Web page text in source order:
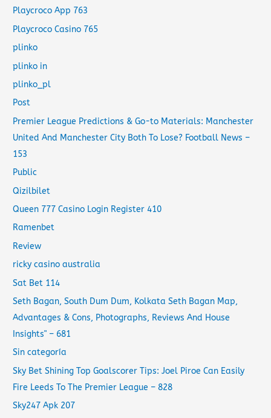
Playcroco App 763
Playcroco Casino 765
plinko
plinko in
plinko_pl
Post
Premier League Predictions & Go-to Materials: Manchester
United And Manchester City Both To Lose? Football News –
153
Public
Qizilbilet
Queen 777 Casino Login Register 410
Ramenbet
Review
ricky casino australia
Sat Bet 114
Seth Bagan, South Dum Dum, Kolkata Seth Bagan Map,
Advantages & Cons, Photographs, Reviews And House
Insights" – 681
Sin categoría
Sky Bet Shining Top Goalscorer Tips: Joel Piroe Can Easily
Fire Leeds To The Premier League – 828
Sky247 Apk 207